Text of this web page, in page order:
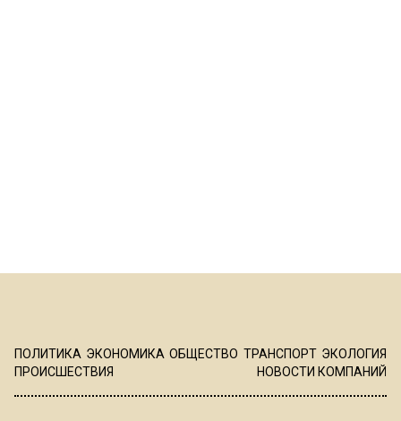
ПОЛИТИКА ЭКОНОМИКА ОБЩЕСТВО ТРАНСПОРТ ЭКОЛОГИЯ
ПРОИСШЕСТВИЯ
НОВОСТИ КОМПАНИЙ